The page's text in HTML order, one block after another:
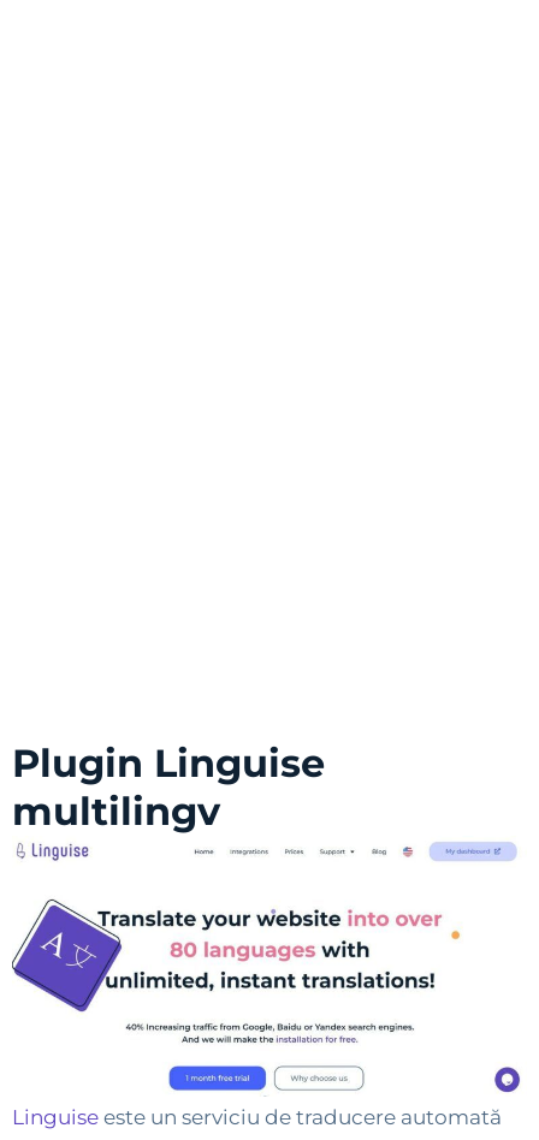
Plugin Linguise
multilingv
Linguise este un serviciu de traducere automată